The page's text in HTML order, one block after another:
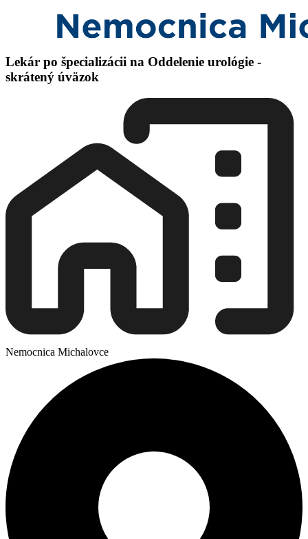
Lekár po špecializácii na Oddelenie urológie -
skrátený úväzok
Nemocnica Michalovce